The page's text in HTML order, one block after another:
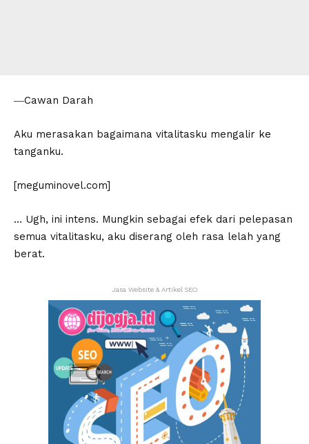
―Cawan Darah
Aku merasakan bagaimana vitalitasku mengalir ke
tanganku.
[meguminovel.com]
… Ugh, ini intens. Mungkin sebagai efek dari pelepasan
semua vitalitasku, aku diserang oleh rasa lelah yang
berat.
Jasa Website & Artikel SEO